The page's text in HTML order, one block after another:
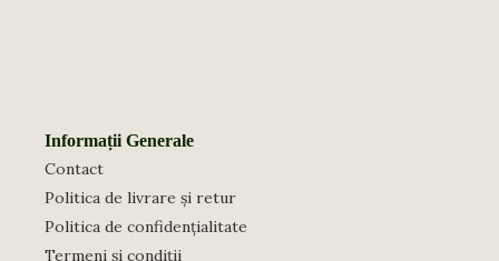
Informații Generale
Contact
Politica de livrare și retur
Politica de confidențialitate
Termeni și condiții